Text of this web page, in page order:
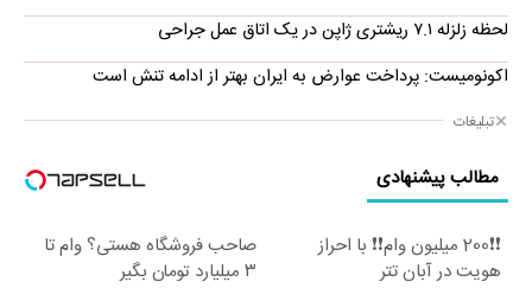
لحظه زلزله ۷.۱ ریشتری ژاپن در یک اتاق عمل جراحی
اکونومیست: پرداخت عوارض به ایران بهتر از ادامه تنش است
تبلیغات
مطالب پیشنهادی
❗❗200 میلیون وام❗❗ با احراز
هویت در آبان تتر
صاحب فروشگاه هستی؟ وام تا
۳ میلیارد تومان بگیر